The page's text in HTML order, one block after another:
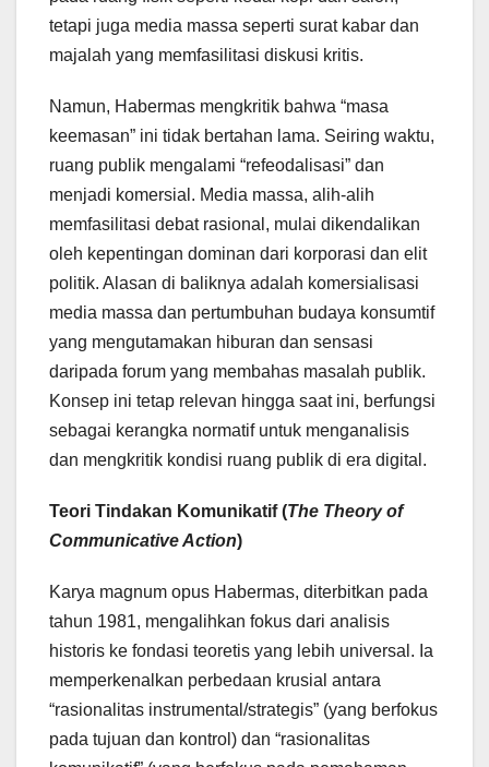
tetapi juga media massa seperti surat kabar dan
majalah yang memfasilitasi diskusi kritis.
Namun, Habermas mengkritik bahwa “masa
keemasan” ini tidak bertahan lama. Seiring waktu,
ruang publik mengalami “refeodalisasi” dan
menjadi komersial. Media massa, alih-alih
memfasilitasi debat rasional, mulai dikendalikan
oleh kepentingan dominan dari korporasi dan elit
politik. Alasan di baliknya adalah komersialisasi
media massa dan pertumbuhan budaya konsumtif
yang mengutamakan hiburan dan sensasi
daripada forum yang membahas masalah publik.
Konsep ini tetap relevan hingga saat ini, berfungsi
sebagai kerangka normatif untuk menganalisis
dan mengkritik kondisi ruang publik di era digital.
Teori Tindakan Komunikatif (The Theory of
Communicative Action)
Karya magnum opus Habermas, diterbitkan pada
tahun 1981, mengalihkan fokus dari analisis
historis ke fondasi teoretis yang lebih universal. Ia
memperkenalkan perbedaan krusial antara
“rasionalitas instrumental/strategis” (yang berfokus
pada tujuan dan kontrol) dan “rasionalitas